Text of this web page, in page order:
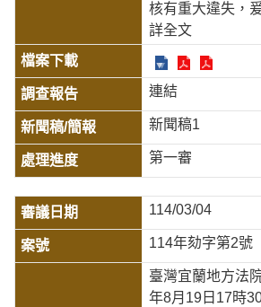
核有重大違失，
詳全文
連結
新聞稿1
第一審
114/03/04
114年劾字第2號
臺灣宜蘭地方法
年8月19日17時